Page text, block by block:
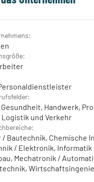
Handwerk,
Logistik und Verkehr
Bautechnik, Chemische
/ Elektronik, Informatik
Mechatronik /